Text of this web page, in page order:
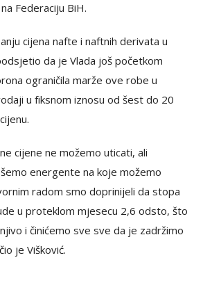
Federaciju BiH.
cijena nafte i naftnih derivata u
da je Vlada još početkom
ograničila marže ove robe u
u fiksnom iznosu od šest do 20
cijene ne možemo uticati, ali
energente na koje možemo
radom smo doprinijeli da stopa
u proteklom mjesecu 2,6 odsto, što
i činićemo sve sve da je zadržimo
je Višković.